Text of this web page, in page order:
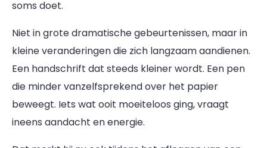
soms doet.
Niet in grote dramatische gebeurtenissen, maar in
kleine veranderingen die zich langzaam aandienen.
Een handschrift dat steeds kleiner wordt. Een pen
die minder vanzelfsprekend over het papier
beweegt. Iets wat ooit moeiteloos ging, vraagt
ineens aandacht en energie.